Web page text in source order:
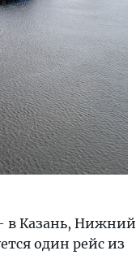
в Казань, Нижний
один рейс из